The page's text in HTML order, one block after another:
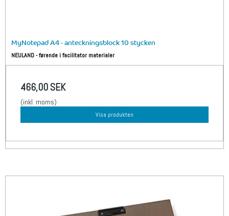
MyNotepad A4 - anteckningsblock 10 stycken
NEULAND - førende i facilitator materialer
466,00 SEK
(inkl. moms)
Visa produkten